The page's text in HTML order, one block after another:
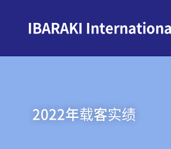
IBARAKI
2022年载客实绩